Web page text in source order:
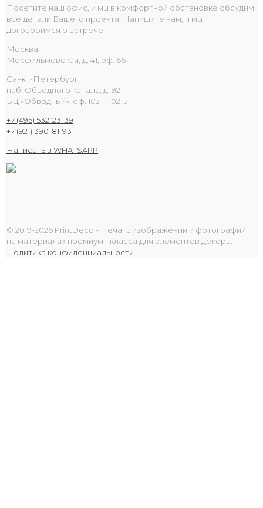
Посетите наш офис, и мы в комфортной обстановке обсудим
все детали Вашего проекта! Напишите нам, и мы
договоримся о встрече.
Москва,
Мосфильмовская, д. 41, оф. 66
Санкт-Петербург,
наб. Обводного канала, д. 92
БЦ «Обводный», оф. 102-1, 102-5
+7 (495) 532-23-39
+7 (921) 390-81-93
Написать в WHATSAPP
© 2019-2026 PrintDeco - Печать изображений и фотографий
на материалах премиум - класса для элементов декора.
Политика конфиденциальности